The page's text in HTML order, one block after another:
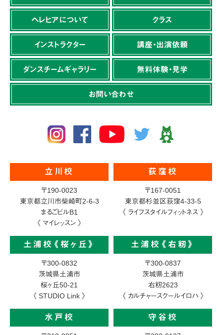
ヘレヒアについて クラス
インストラクター 講座・出演依頼
ダンスチームギャラリー 無料体験・見学
お問い合わせ
立川校
〒190-0023
東京都立川市柴崎町2-6-3
まるごビルB1
《 マイレッスン 》
荻窪校
〒167-0051
東京都杉並区荻窪4-33-5
《 ライフスタイルフィットネス 》
土浦校《桜ヶ丘》
〒300-0832
茨城県土浦市
桜ヶ丘50-21
《 STUDIO Link 》
土浦校《右籾》
〒300-0837
茨城県土浦市
右籾2623
《 カルチャースクールイロハ 》
水戸校 守谷校